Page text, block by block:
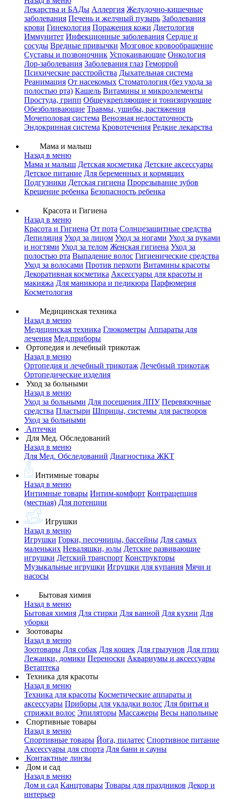
Лекарства и БАДы Аллергия Желудочно-кишечные
заболевания Печень и желчный пузырь Заболевания
крови Гинекология Поражения кожи Диетология
Иммунитет Инфекционные заболевания Сердце и
сосуды Вредные привычки Мозговое кровообращение
Суставы и позвоночник Успокаивающие Онкология
Лор-заболевания Заболевания глаз Геморрой
Психические расстройства Дыхательная система
Реанимация От насекомых Стоматология (без ухода за
полостью рта) Кашель Витамины и микроэлементы
Простуда, грипп Общеукрепляющие и тонизирующие
Обезболивающие Травмы, ушибы, растяжения
Мочеполовая система Венозная недостаточность
Эндокринная система Кровотечения Редкие лекарства
Мама и малыш
Назад в меню
Мама и малыш Детская косметика Детские аксессуары
Детское питание Для беременных и кормящих
Подгузники Детская гигиена Прорезывание зубов
Крещение ребенка Безопасность ребенка
Красота и Гигиена
Назад в меню
Красота и Гигиена От пота Солнцезащитные средства
Депиляция Уход за лицом Уход за ногами Уход за руками
и ногтями Уход за телом Женская гигиена Уход за
полостью рта Выпадение волос Гигиенические средства
Уход за волосами Против перхоти Витамины красоты
Декоративная косметика Аксессуары для красоты и
макияжа Для маникюра и педикюра Парфюмерия
Косметология
Медицинская техника
Назад в меню
Медицинская техника Глюкометры Аппараты для
лечения Мед.приборы
Ортопедия и лечебный трикотаж
Назад в меню
Ортопедия и лечебный трикотаж Лечебный трикотаж
Ортопедические изделия
Уход за больными
Назад в меню
Уход за больными Для посещения ЛПУ Перевязочные
средства Пластыри Шприцы, системы для растворов
Уход за больными
Аптечки
Для Мед. Обследований
Назад в меню
Для Мед. Обследований Диагностика ЖКТ
Интимные товары
Назад в меню
Интимные товары Интим-комфорт Контрацепция
(местная) Для потенции
Игрушки
Назад в меню
Игрушки Горки, песочницы, бассейны Для самых
маленьких Неваляшки, юлы Детские развивающие
игрушки Детский транспорт Конструкторы
Музыкальные игрушки Игрушки для купания Мячи и
насосы
Бытовая химия
Назад в меню
Бытовая химия Для стирки Для ванной Для кухни Для
уборки
Зоотовары
Назад в меню
Зоотовары Для собак Для кошек Для грызунов Для птиц
Лежанки, домики Переноски Аквариумы и аксессуары
Ветаптека
Техника для красоты
Назад в меню
Техника для красоты Косметические аппараты и
аксессуары Приборы для укладки волос Для бритья и
стрижки волос Эпиляторы Массажеры Весы напольные
Спортивные товары
Назад в меню
Спортивные товары Йога, пилатес Спортивное питание
Аксессуары для спорта Для бани и сауны
Контактные линзы
Дом и сад
Назад в меню
Дом и сад Канцтовары Товары для праздников Декор и
интерьер